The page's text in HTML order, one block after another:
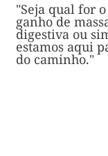
"Seja qual for
ganho de
digestiva ou
estamos aqui
do caminho."